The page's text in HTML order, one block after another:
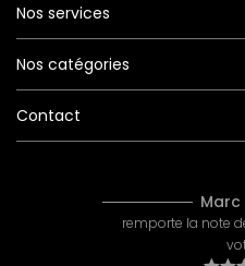
Nos services
Nos catégories
Contact
Marc
remporte la note